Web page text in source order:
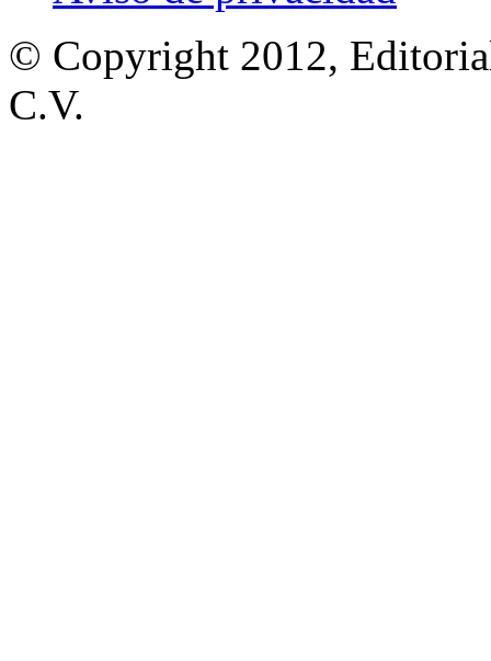
© Copyright 2012,
C.V.